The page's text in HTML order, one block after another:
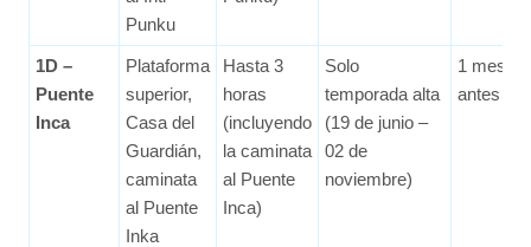
Punku
1D –
Puente
Inca
Plataforma
superior,
Casa del
Guardián,
caminata
al Puente
Inka
Hasta 3
horas
(incluyendo
la caminata
al Puente
Inca)
Solo
temporada alta
(19 de junio –
02 de
noviembre)
1 mes
antes